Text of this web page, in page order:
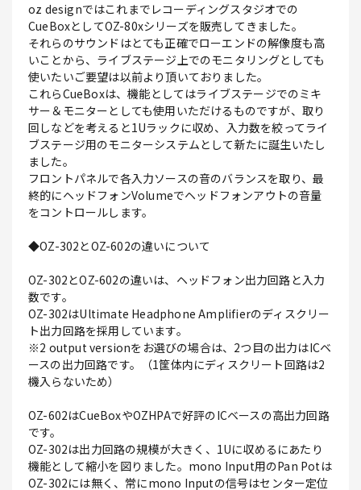
oz designではこれまでレコーディングスタジオでの
CueBoxとしてOZ-80xシリーズを販売してきました。
それらのサウンドはとても正確でローエンドの解像度も高
いことから、ライブステージ上でのモニタリングとしても
使いたいご要望は以前より頂いておりました。
これらCueBoxは、機能としてはライブステージでのミキ
サー＆モニターとしても使用いただけるものですが、取り
回しなどを考えると1Uラックに収め、入力数を絞ってライ
ブステージ用のモニターシステムとして新たに誕生いたし
ました。
フロントパネルで各入力ソースの音のバランスを取り、最
終的にヘッドフォンVolumeでヘッドフォンアウトの音量
をコントロールします。
◆OZ-302とOZ-602の違いについて
OZ-302とOZ-602の違いは、ヘッドフォン出力回路と入力
数です。
OZ-302はUltimate Headphone Amplifierのディスクリー
ト出力回路を採用しています。
※2 output versionをお選びの場合は、2つ目の出力はICベ
ースの出力回路です。（1筐体内にディスクリート回路は2
機入らないため）
OZ-602はCueBoxやOZHPAで好評のICベースの高出力回路
です。
OZ-302は出力回路の規模が大きく、1Uに収めるにあたり
機能として縮小を図りました。mono Input用のPan Potは
OZ-302には無く、常にmono Inputの信号はセンター定位